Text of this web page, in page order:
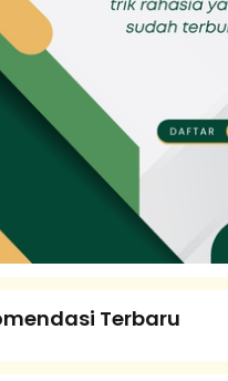
Terbaru